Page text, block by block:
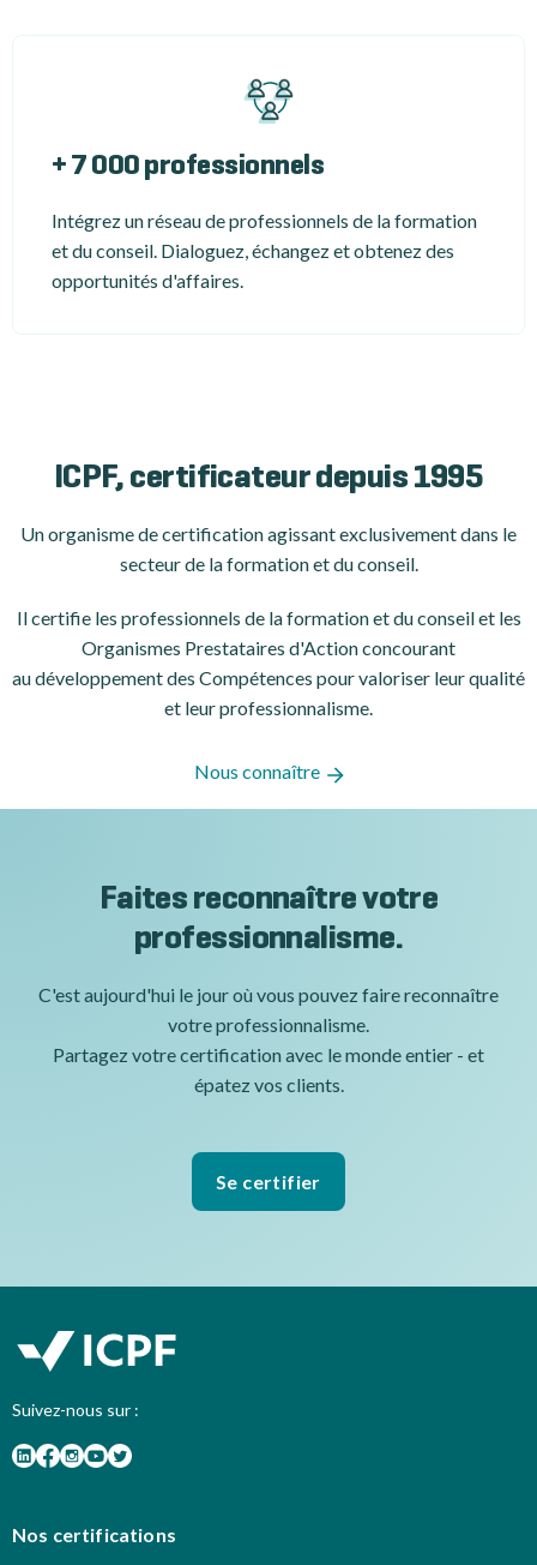
+ 7 000 professionnels
Intégrez un réseau de professionnels de la formation
et du conseil. Dialoguez, échangez et obtenez des
opportunités d'affaires.
ICPF, certificateur depuis 1995
Un organisme de certificationagissant exclusivement dans le
secteur de la formation et du conseil.
Il certifie les professionnels de la formation et du conseil et les
Organismes Prestataires d'Action concourant
au développement des Compétences pour valoriser leur qualité
et leur professionnalisme.
Nous connaître
Faites reconnaître votre
professionnalisme.
C'est aujourd'hui le jour où vous pouvez faire reconnaître
votre professionnalisme.
Partagez votre certification avec le monde entier - et
épatez vos clients.
Se certifier
Suivez-nous sur :
Nos certifications